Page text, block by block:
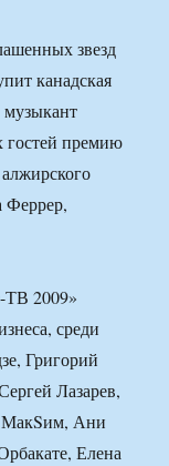
звезд
канадская
музыкант
гостей премию
Феррер,
ТВ 2009»
среди
Григорий
Лазарев,
МакSим, Ани
Елена